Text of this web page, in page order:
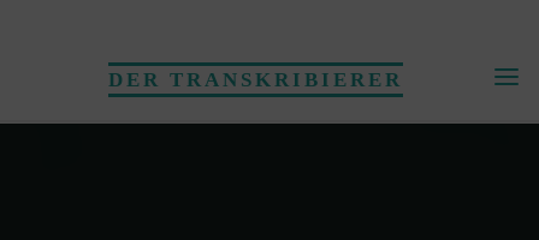
DER TRANSKRIBIERER